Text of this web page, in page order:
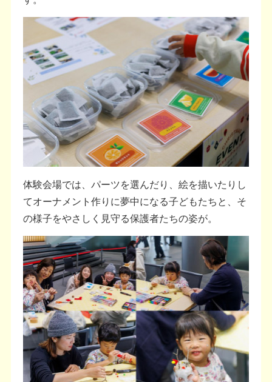
体験会場では、パーツを選んだり、絵を描いたりし
てオーナメント作りに夢中になる子どもたちと、そ
の様子をやさしく見守る保護者たちの姿が。